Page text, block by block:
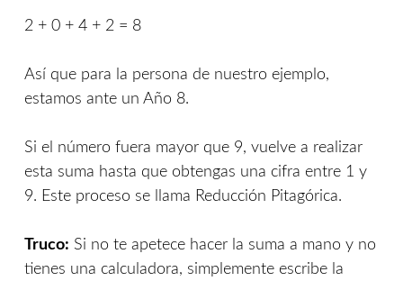
2 + 0 + 4 + 2 = 8
Así que para la persona de nuestro ejemplo,
estamos ante un Año 8.
Si el número fuera mayor que 9, vuelve a realizar
esta suma hasta que obtengas una cifra entre 1 y
9. Este proceso se llama Reducción Pitagórica.
Truco: Si no te apetece hacer la suma a mano y no
tienes una calculadora, simplemente escribe la